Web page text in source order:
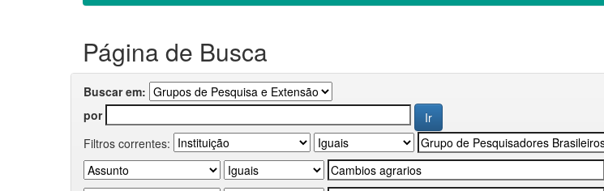
Página de Busca
Buscar em:
por
Filtros correntes: